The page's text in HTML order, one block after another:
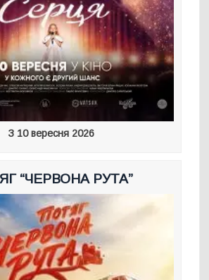
З 10 вересня 2026
“ЧЕРВОНА РУТА”